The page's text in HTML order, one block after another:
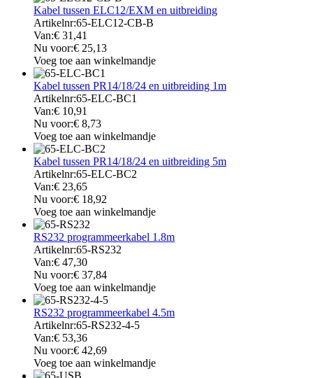
Kabel tussen ELC12/EXM en uitbreiding
Artikelnr:65-ELC12-CB-B
Van:€ 31,41
Nu voor:€ 25,13
Voeg toe aan winkelmandje
Kabel tussen PR14/18/24 en uitbreiding 1m
Artikelnr:65-ELC-BC1
Van:€ 10,91
Nu voor:€ 8,73
Voeg toe aan winkelmandje
Kabel tussen PR14/18/24 en uitbreiding 5m
Artikelnr:65-ELC-BC2
Van:€ 23,65
Nu voor:€ 18,92
Voeg toe aan winkelmandje
RS232 programmeerkabel 1.8m
Artikelnr:65-RS232
Van:€ 47,30
Nu voor:€ 37,84
Voeg toe aan winkelmandje
RS232 programmeerkabel 4.5m
Artikelnr:65-RS232-4-5
Van:€ 53,36
Nu voor:€ 42,69
Voeg toe aan winkelmandje